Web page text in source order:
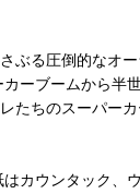
ぶる圧倒的なオ
ーブームから半
たちのスーパー
カウンタック、